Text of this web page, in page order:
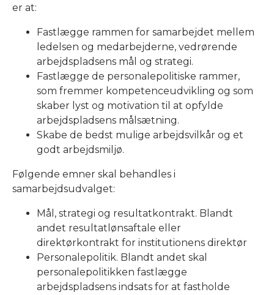
er at:
Fastlægge rammen for samarbejdet mellem
ledelsen og medarbejderne, vedrørende
arbejdspladsens mål og strategi.
Fastlægge de personalepolitiske rammer,
som fremmer kompetenceudvikling og som
skaber lyst og motivation til at opfylde
arbejdspladsens målsætning.
Skabe de bedst mulige arbejdsvilkår og et
godt arbejdsmiljø.
Følgende emner skal behandles i
samarbejdsudvalget:
Mål, strategi og resultatkontrakt. Blandt
andet resultatlønsaftale eller
direktørkontrakt for institutionens direktør
Personalepolitik. Blandt andet skal
personalepolitikken fastlægge
arbejdspladsens indsats for at fastholde